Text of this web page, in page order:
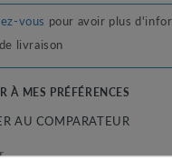
vous pour avoir plus
livraison
À MES PRÉFÉRENCES
AU COMPARATEUR